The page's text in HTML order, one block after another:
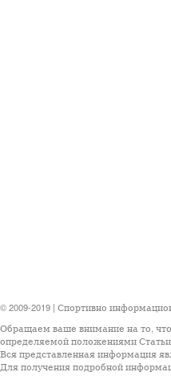
© 2009-2019 | Спортивно
Обращаем ваше внимание на то,
определяемой положениями
Вся представленная информация
Для получения подробной